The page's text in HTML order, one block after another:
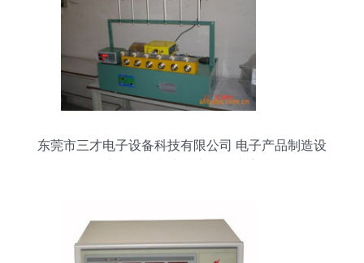
东莞市三才电子设备科技有限公司 电子产品制造设